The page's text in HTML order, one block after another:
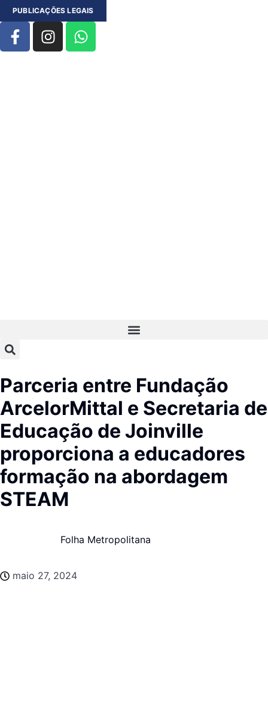
PUBLICAÇÕES LEGAIS
Parceria entre Fundação
ArcelorMittal e Secretaria de
Educação de Joinville
proporciona a educadores
formação na abordagem
STEAM
Folha Metropolitana
maio 27, 2024